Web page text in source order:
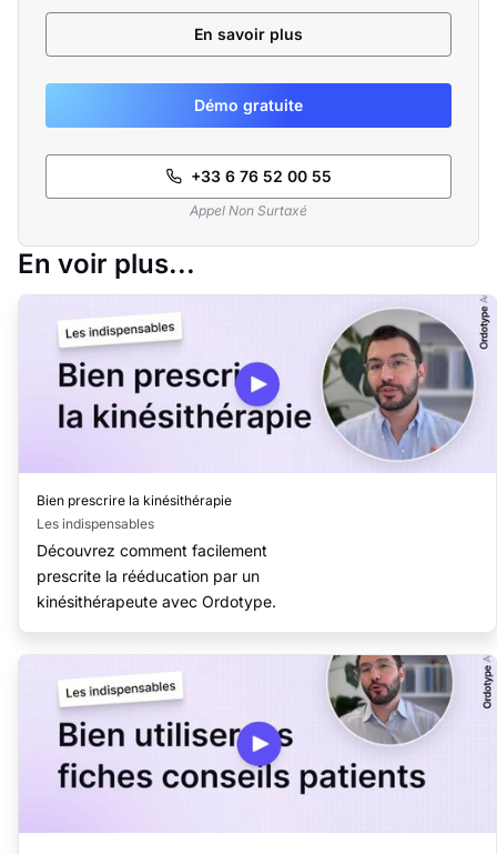
En savoir plus
Démo gratuite
+33 6 76 52 00 55
Appel Non Surtaxé
En voir plus...
Bien prescrire la kinésithérapie
Les indispensables
Découvrez comment facilement
prescrite la rééducation par un
kinésithérapeute avec Ordotype.